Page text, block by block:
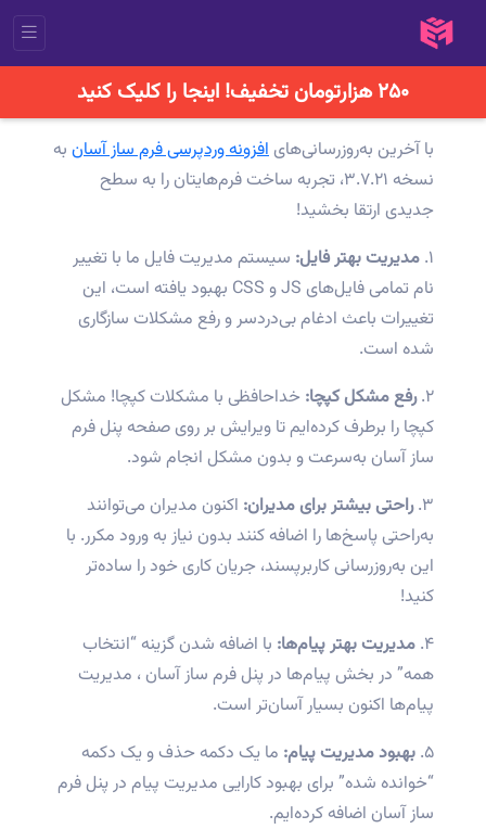
۲۵۰ هزارتومان تخفیف! اینجا را کلیک کنید
با آخرین به‌روزرسانی‌هایافزونه وردپرسی فرم ساز آسان به
نسخه ۳.۷.۲۱، تجربه ساخت فرم‌هایتان را به سطح
جدیدی ارتقا بخشید!
۱. مدیریت بهتر فایل: سیستم مدیریت فایل ما با تغییر
نام تمامی فایل‌های JS و CSS بهبود یافته است، این
تغییرات باعث ادغام بی‌دردسر و رفع مشکلات سازگاری
شده است.
۲. رفع مشکل کپچا: خداحافظی با مشکلات کپچا! مشکل
کپچا را برطرف کرده‌ایم تا ویرایش بر روی صفحه پنل فرم
ساز آسان به‌سرعت و بدون مشکل انجام شود.
۳. راحتی بیشتر برای مدیران: اکنون مدیران می‌توانند
به‌راحتی پاسخ‌ها را اضافه کنند بدون نیاز به ورود مکرر. با
این به‌روزرسانی کاربرپسند، جریان کاری خود را ساده‌تر
کنید!
۴. مدیریت بهتر پیام‌ها: با اضافه شدن گزینه “انتخاب
همه” در بخش پیام‌ها در پنل فرم ساز آسان ، مدیریت
پیام‌ها اکنون بسیار آسان‌تر است.
۵. بهبود مدیریت پیام: ما یک دکمه حذف و یک دکمه
“خوانده شده” برای بهبود کارایی مدیریت پیام در پنل فرم
ساز آسان اضافه کرده‌ایم.